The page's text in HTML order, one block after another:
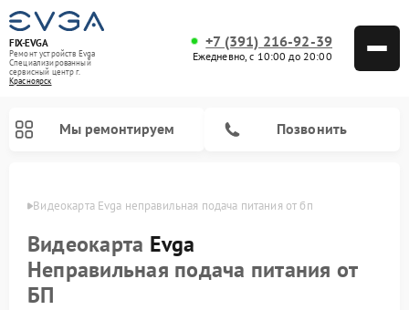
FIX-EVGA
Ремонт устройств Evga
Специализированный
cервисный центр г.
Красноярск
+7 (391) 216-92-39
Ежедневно, с 10:00 до 20:00
Мы ремонтируем Позвонить
Видеокарта Evga неправильная подача питания от бп
Видеокарта Evga
Неправильная подача питания от
БП